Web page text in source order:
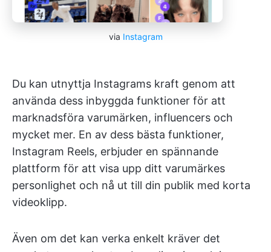
via Instagram
Du kan utnyttja Instagrams kraft genom att
använda dess inbyggda funktioner för att
marknadsföra varumärken, influencers och
mycket mer. En av dess bästa funktioner,
Instagram Reels, erbjuder en spännande
plattform för att visa upp ditt varumärkes
personlighet och nå ut till din publik med korta
videoklipp.
Även om det kan verka enkelt kräver det